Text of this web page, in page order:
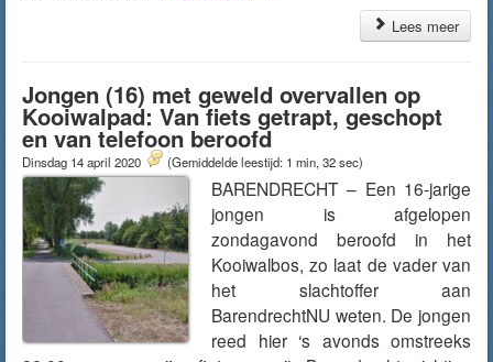
Lees meer
Jongen (16) met geweld overvallen op
Kooiwalpad: Van fiets getrapt, geschopt
en van telefoon beroofd
Dinsdag 14 april 2020 (Gemiddelde leestijd: 1 min, 32 sec)
BARENDRECHT – Een 16-jarige
jongen is afgelopen
zondagavond beroofd in het
Kooiwalbos, zo laat de vader van
het slachtoffer aan
BarendrechtNU weten. De jongen
reed hier ‘s avonds omstreeks